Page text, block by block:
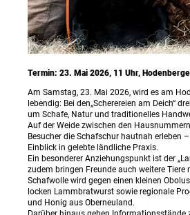
Termin: 23. Mai 2026, 11 Uhr,
Am Samstag, 23. Mai 2026, wird es am
lebendig: Bei den„Scherereien am Deich“
um Schafe, Natur und traditionelles
Auf der Weide zwischen den
Besucher die Schafschur hautnah erleben
Einblick in gelebte ländliche Praxis.
Ein besonderer Anziehungspunkt ist der
zudem bringen Freunde auch weitere Tiere
Schafwolle wird gegen einen kleinen
locken Lammbratwurst sowie regionale
und Honig aus Oberneuland.